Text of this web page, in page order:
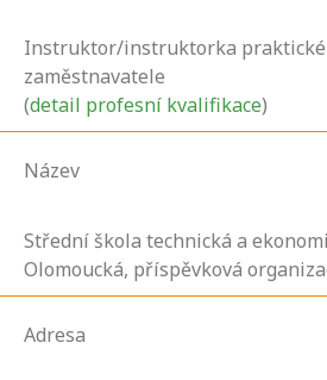
Instruktor/instruktorka praktické
zaměstnavatele
(detail profesní kvalifikace)
Název
Střední škola technická a
Olomoucká, příspěvková
Adresa